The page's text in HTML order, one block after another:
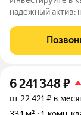
надёжный актив:
Жилой квартал «Бережно» это
созданный с
6 241 348₽
от 22 421 ₽ в